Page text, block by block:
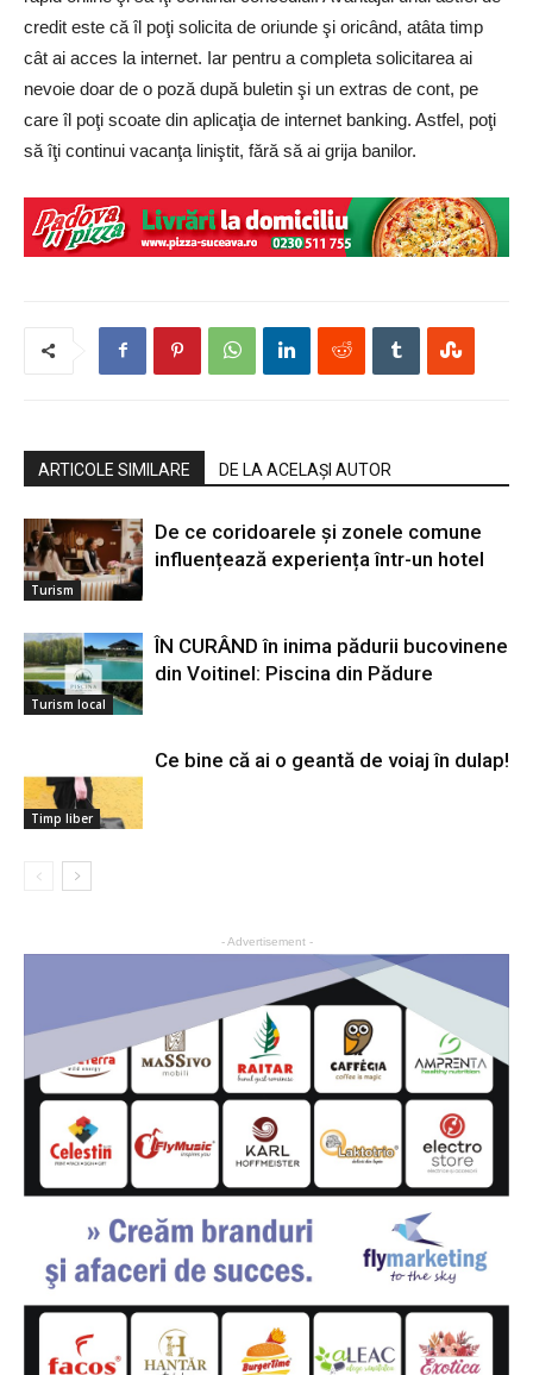
credit este că îl poţi solicita de oriunde şi oricând, atâta timp
cât ai acces la internet. Iar pentru a completa solicitarea ai
nevoie doar de o poză după buletin şi un extras de cont, pe
care îl poţi scoate din aplicaţia de internet banking. Astfel, poţi
să îţi continui vacanţa liniştit, fără să ai grija banilor.
ARTICOLE SIMILARE DE LA ACELAȘI AUTOR
Turism
De ce coridoarele și zonele comune
influențează experiența într-un hotel
Turism local
ÎN CURÂND în inima pădurii bucovinene
din Voitinel: Piscina din Pădure
Timp liber
Ce bine că ai o geantă de voiaj în dulap!
- Advertisement -